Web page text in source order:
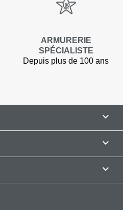
ARMURERIE
SPÉCIALISTE
Depuis plus de 100 ans


